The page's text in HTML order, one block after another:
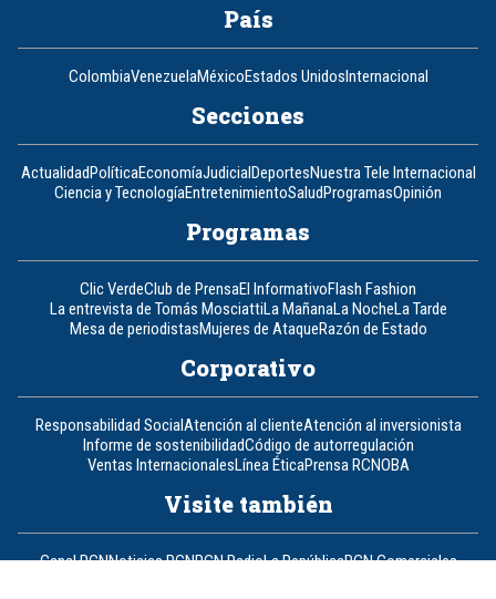
País
ColombiaVenezuelaMéxicoEstados UnidosInternacional
Secciones
ActualidadPolíticaEconomíaJudicialDeportesNuestra Tele Internacional
Ciencia y TecnologíaEntretenimientoSaludProgramasOpinión
Programas
Clic VerdeClub de PrensaEl InformativoFlash Fashion
La entrevista de Tomás MosciattiLa MañanaLa NocheLa Tarde
Mesa de periodistasMujeres de AtaqueRazón de Estado
Corporativo
Responsabilidad SocialAtención al clienteAtención al inversionista
Informe de sostenibilidadCódigo de autorregulación
Ventas InternacionalesLínea ÉticaPrensa RCNOBA
Visite también
Canal RCNNoticias RCNRCN RadioLa RepúblicaRCN Comerciales